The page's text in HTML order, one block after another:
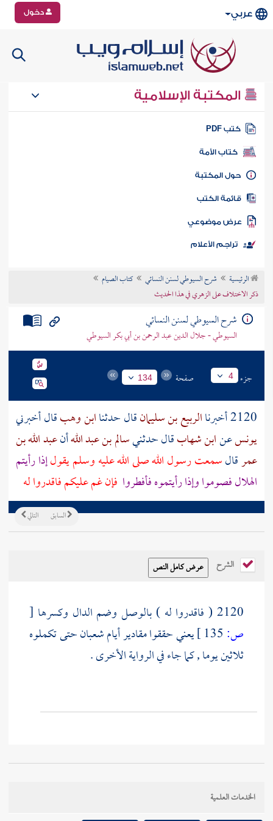
عربي دخول
المكتبة الإسلامية
كتب PDF
كتاب الأمة
المكتبة
الكتب
موضوعي
تراجم الأعلام
الرئيسية شرح السيوطي لسنن النسائي
كتاب الصيام
ذكر الاختلاف على الزهري في هذا الحديث
شرح السيوطي لسنن النسائي
السيوطي - جلال الدين عبد الرحمن بن أبي بكر السيوطي
جزء 4 صفحة 134
2120 أخبرنا الربيع بن سليمانقال حدثناابن وهبقال أخبرني
يونسعنابن شهابقال حدثنيسالم بن عبد اللهأنعبد الله بن
عمرقالسمعت رسول الله صلى الله عليه وسلم يقولإذا رأيتم
الهلال فصوموا وإذا رأيتموه فأفطروا فإن غم عليكم فاقدروا له
التالي السابق
الشرح
2120 ( فاقدروا له ) بالوصل وضم الدال وكسرها
[
ص:
يعني حققوا مقادير أيام شعبان حتى تكملوه
ثلاثين يوما , كما جاء في الرواية الأخرى .
الخدمات العلمية